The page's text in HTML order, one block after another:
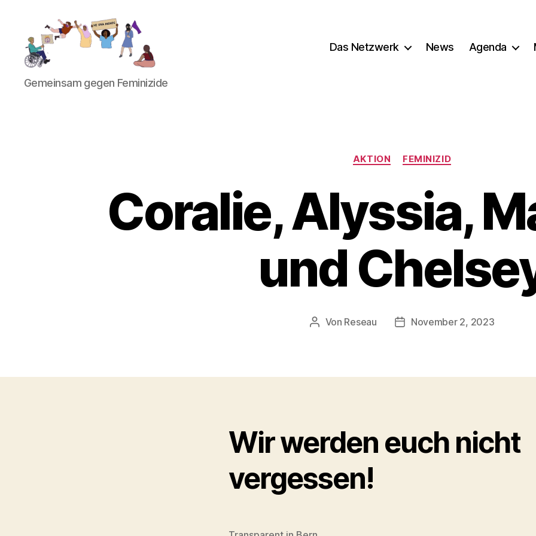
Gemeinsam
gegen
Gemeinsam gegen Feminizide
Das Netzwerk News Agenda
Kategorien
AKTION FEMINIZID
Coralie, Alyssia,
und
Beitragsautor
Von Reseau Veröffentlichungsdatum
November 2, 2023
Wir werden euch nicht
vergessen!